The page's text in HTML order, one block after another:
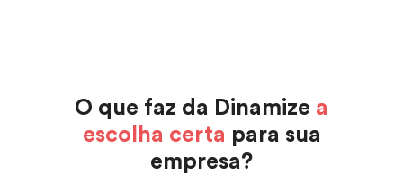
O que faz da Dinamize a
escolha certa para sua
empresa?